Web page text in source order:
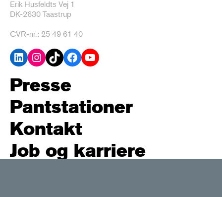
Erik Husfeldts Vej 1
DK-2630 Taastrup
CVR-nr.: 25 49 61 40
LinkedIn
Instagram
TikTokFacebook
YouTube
Presse
Pantstationer
Kontakt
Job og karriere